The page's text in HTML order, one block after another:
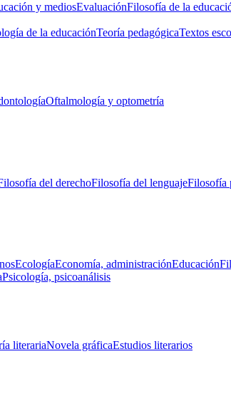
y mediosEvaluaciónFilosofía de la
de la educaciónTeoría pedagógicaTextos
Oftalmología y optometría
del derechoFilosofía del lenguajeFilosofía
EcologíaEconomía, administraciónEducación
Psicología, psicoanálisis
literariaNovela gráficaEstudios literarios